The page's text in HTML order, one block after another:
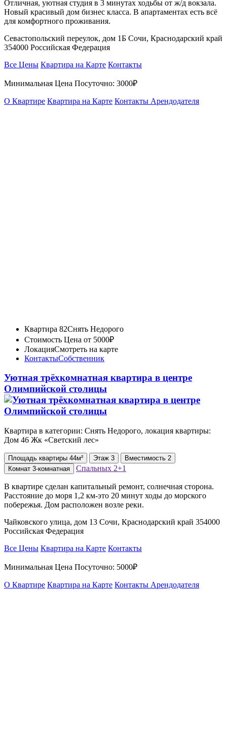
Отличная, уютная студия в 3 минутах ходьбы от ж/д вокзала.
Новый красивый дом бизнес класса. В апартаментах есть всё
для комфортного проживания.
Севастопольский переулок, дом 1Б Сочи, Краснодарский край
354000 Российская Федерация
Все Цены Квартира на Карте Контакты
Минимальная Цена Посуточно: 3000₽
О Квартире Квартира на Карте Контакты Арендодателя
Квартира 82Снять Недорого
Стоимость Цена от 5000₽
ЛокацияСмотреть на карте
КонтактыСобственник
Уютная трёхкомнатная квартира в центре
Олимпийской столицы
Квартира в категории: Снять Недорого, локация квартиры:
Дом 46 Жк «Светский лес»
Площадь квартиры 44м² Этаж 3 Вместимость 2
Комнат 3-комнатная Спальных 2+1
В квартире сделан капитальный ремонт, солнечная сторона.
Расстояние до моря 1,2 км-это 20 минут ходы до морского
побережья. Дом расположен возле реки.
Чайковского улица, дом 13 Сочи, Краснодарский край 354000
Российская Федерация
Все Цены Квартира на Карте Контакты
Минимальная Цена Посуточно: 5000₽
О Квартире Квартира на Карте Контакты Арендодателя